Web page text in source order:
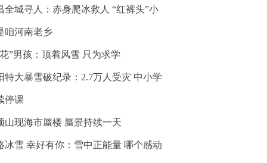
全城寻人：赤身爬冰救人 “红裤头”小
咱河南老乡
”男孩：顶着风雪 只为求学
特大暴雪破纪录：2.7万人受灾 中小学
停课
山现海市蜃楼 蜃景持续一天
冰雪 幸好有你：雪中正能量 哪个感动